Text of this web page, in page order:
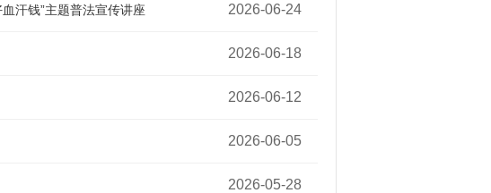
14:21:37
汗钱”主题普法宣传讲座 2026-06-24
09:09:36
2026-06-18
09:13:31
2026-06-12
15:53:13
2026-06-05
14:49:08
2026-05-28